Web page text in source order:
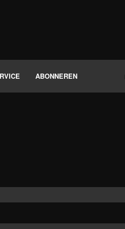
ABONNEREN